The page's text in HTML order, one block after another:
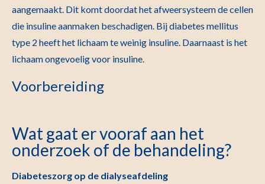
aangemaakt. Dit komt doordat het afweersysteem de cellen
die insuline aanmaken beschadigen. Bij diabetes mellitus
type 2 heeft het lichaam te weinig insuline. Daarnaast is het
lichaam ongevoelig voor insuline.
Voorbereiding
Wat gaat er vooraf aan het
onderzoek of de behandeling?
Diabeteszorg op de dialyseafdeling